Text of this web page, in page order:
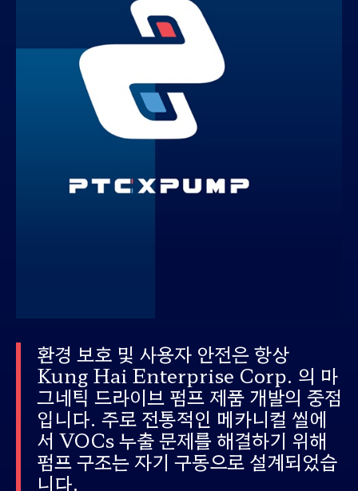
환경 보호 및 사용자 안전은항상
Kung Hai Enterprise Corp. 의 마
그네틱 드라이브 펌프 제품 개발의 중점
입니다. 주로 전통적인 메카니컬 씰에
서 VOCs누출문제를 해결하기 위해
펌프구조는자기 구동으로 설계되었습
니다.